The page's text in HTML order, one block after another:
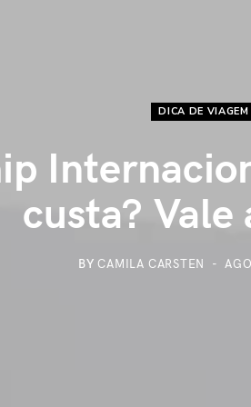
DICA DE VIAGEM
custa? Vale
BY CAMILA CARSTEN